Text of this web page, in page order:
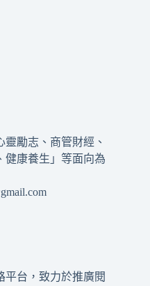
勵志、商管財經、
健康養生」等面向為
平台，致力於推廣閱